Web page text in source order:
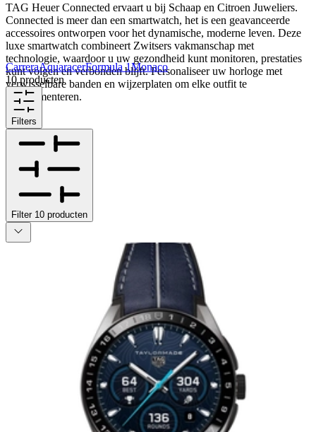
TAG Heuer Connected ervaart u bij Schaap en Citroen Juweliers.
Connected is meer dan een smartwatch, het is een geavanceerde
accessoires ontworpen voor het dynamische, moderne leven. Deze
luxe smartwatch combineert Zwitsers vakmanschap met
technologie, waardoor u uw gezondheid kunt monitoren, prestaties
kunt volgen en verbonden blijft. Personaliseer uw horloge met
verwisselbare banden en wijzerplaten om elke outfit te
complementeren.
CarreraAquaracerFormula 1Monaco
10 producten
Filters
Filter 10 producten